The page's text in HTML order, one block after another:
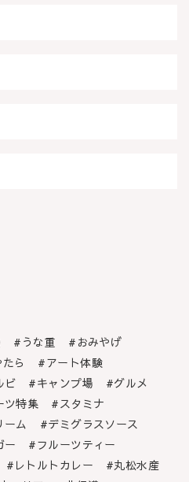
うな重
おみやげ
ら
アート体験
ビ キャンプ場
グルメ
ツ特集
スタミナ
ーム
デミグラスソース
ー
フルーツティー
レトルトカレー
丸松水産